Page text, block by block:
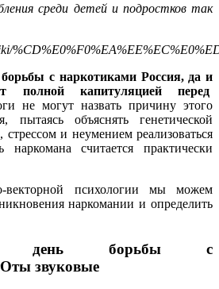
среди детей и подростков так
с наркотиками Россия, да и
полной капитуляцией перед
не могут назвать причину этого
пытаясь объяснять генетической
и неумением реализоваться
считается практически
психологии мы можем
наркомании и определить
день борьбы с
звуковые